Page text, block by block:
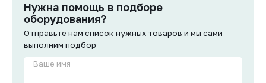
Нужна помощь в подборе
оборудования?
Отправьте нам список нужных товаров и мы сами
выполним подбор
Ваше имя